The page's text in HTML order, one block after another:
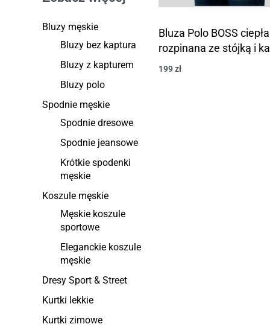
Bluzy męskie
Bluzy bez kaptura
Bluzy z kapturem
Bluzy polo
Spodnie męskie
Spodnie dresowe
Spodnie jeansowe
Krótkie spodenki
męskie
Koszule męskie
Męskie koszule
sportowe
Eleganckie koszule
męskie
Dresy Sport & Street
Kurtki lekkie
Kurtki zimowe
Bluza Polo BOSS
rozpinana ze stójką i
199zł